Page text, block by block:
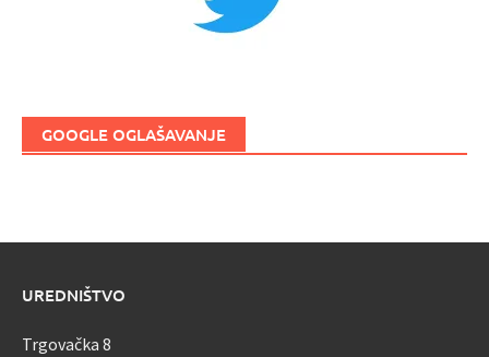
GOOGLE OGLAŠAVANJE
UREDNIŠTVO
Trgovačka 8